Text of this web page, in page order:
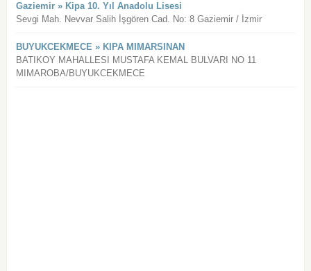
Gaziemir » Kipa 10. Yıl Anadolu Lisesi
Sevgi Mah. Nevvar Salih İşgören Cad. No: 8 Gaziemir / İzmir
BUYUKCEKMECE » KIPA MIMARSINAN
BATIKOY MAHALLESI MUSTAFA KEMAL BULVARI NO 11
MIMAROBA/BUYUKCEKMECE